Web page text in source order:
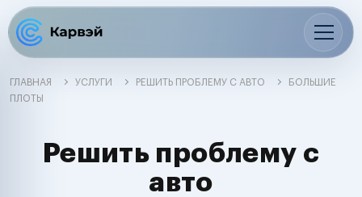
ГЛАВНАЯ УСЛУГИ РЕШИТЬ ПРОБЛЕМУ С АВТО
БОЛЬШИЕ
ПЛОТЫ
Решить проблему с
авто